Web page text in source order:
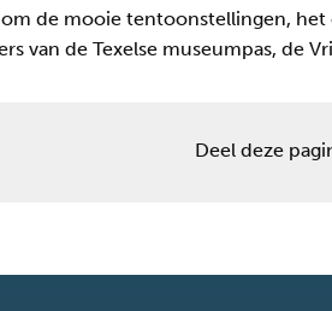
de mooie tentoonstellingen,
van de Texelse museumpas, de
Deel deze